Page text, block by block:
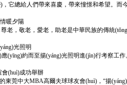
它總給人們帶來喜慶，帶來憧憬和希望。
暖夕陽
老，敬老，愛老，助老是中華民族的傳統
光照明
(yīng)約而至揚(yáng)光照明進(jìn)行考察工
會(huì)成功舉辦
東莞中大MBA高爾夫球球友會(huì)，“揚